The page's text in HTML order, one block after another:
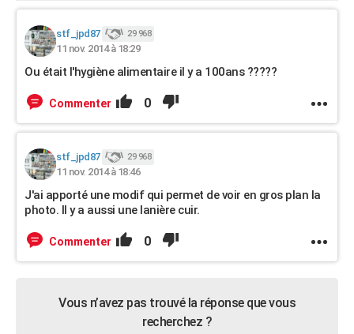
stf_jpd87 29 968
11 nov. 2014 à 18:29
Ou était l'hygiène alimentaire il y a 100ans ?????
Commenter 0
stf_jpd87 29 968
11 nov. 2014 à 18:46
J'ai apporté une modif qui permet de voir en gros plan la
photo. Il y a aussi une lanière cuir.
Commenter 0
Vous n’avez pas trouvé la réponse que vous
recherchez ?